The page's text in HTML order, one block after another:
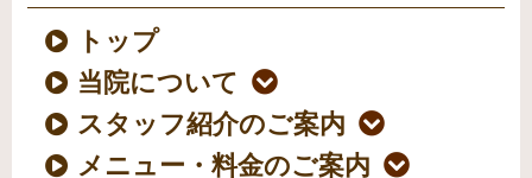
トップ
当院について
スタッフ紹介のご案内
メニュー・料金のご案内